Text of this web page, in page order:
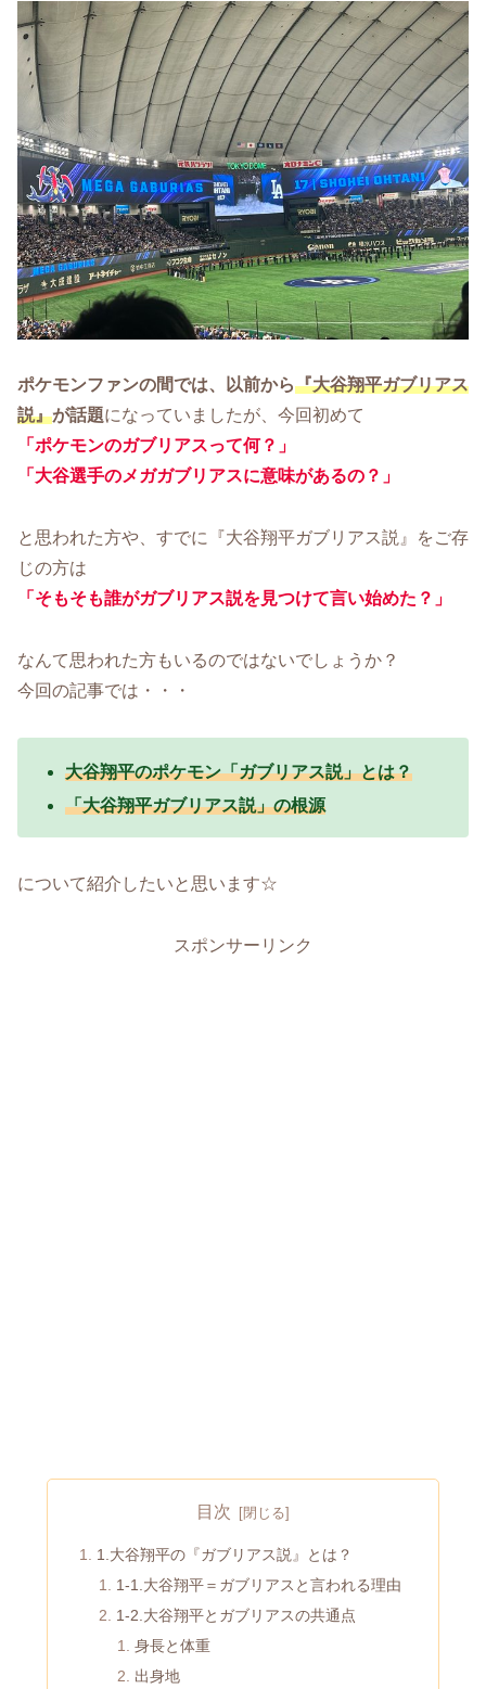
ポケモンファンの間では、以前から『大谷翔平ガブリアス
説』が話題になっていましたが、今回初めて
「ポケモンのガブリアスって何？」
「大谷選手のメガガブリアスに意味があるの？」
と思われた方や、すでに『大谷翔平ガブリアス説』をご存
じの方は
「そもそも誰がガブリアス説を見つけて言い始めた？」
なんて思われた方もいるのではないでしょうか？
今回の記事では・・・
大谷翔平のポケモン「ガブリアス説」とは？
「大谷翔平ガブリアス説」の根源
について紹介したいと思います☆
スポンサーリンク
目次
1.大谷翔平の『ガブリアス説』とは？
1-1.大谷翔平＝ガブリアスと言われる理由
1-2.大谷翔平とガブリアスの共通点
身長と体重
出身地